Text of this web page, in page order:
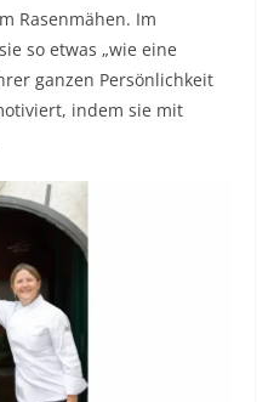
Rasenmähen. Im
so etwas „wie eine
ganzen Persönlichkeit
indem sie mit